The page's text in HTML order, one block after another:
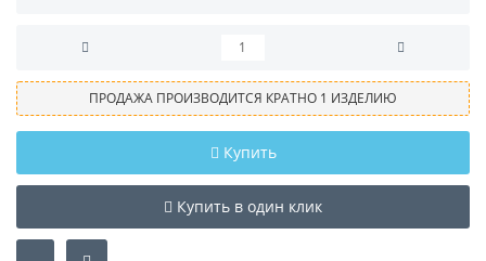
ПРОДАЖА ПРОИЗВОДИТСЯ КРАТНО 1 ИЗДЕЛИЮ
Купить
Купить в один клик